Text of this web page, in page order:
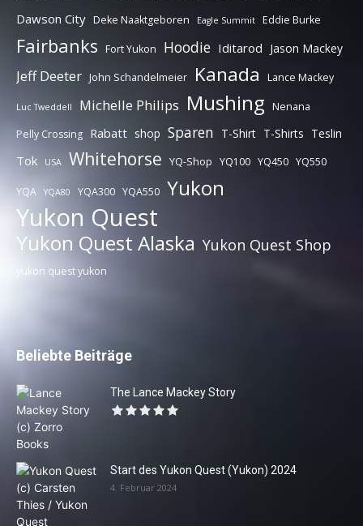
Dawson City Deke Naaktgeboren Eagle Summit Eddie Burke
Fairbanks Fort Yukon Hoodie Iditarod Jason Mackey
Jeff Deeter John Schandelmeier Kanada Lance Mackey
Luc Tweddell Michelle Philips Mushing Nenana
Pelly Crossing Rabatt shop Sparen T-Shirt T-Shirts Teslin
Tok USA Whitehorse YQ-Shop YQ100 YQ450 YQ550
YQA YQA80 YQA300 YQA550 Yukon
Yukon Quest
Yukon Quest Alaska Yukon Quest Shop
yukon quest yukon
Beliebte Beiträge
The Lance Mackey Story
Start des Yukon Quest (Yukon) 2024
4. Februar 2024